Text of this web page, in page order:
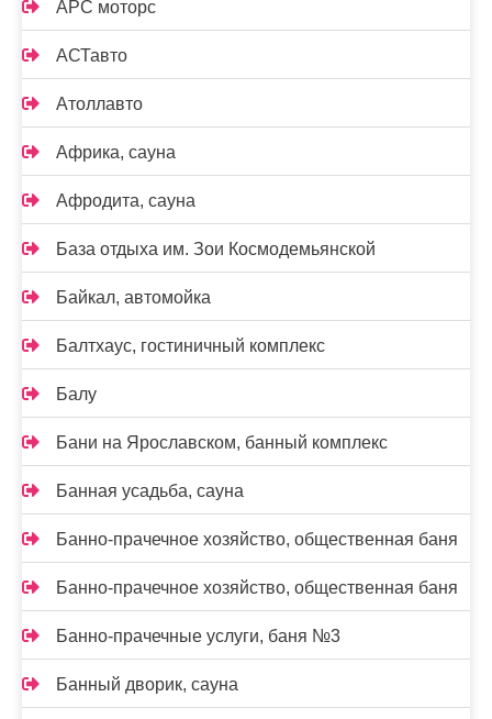
АРС моторс
АСТавто
Атоллавто
Африка, сауна
Афродита, сауна
База отдыха им. Зои Космодемьянской
Байкал, автомойка
Балтхаус, гостиничный комплекс
Балу
Бани на Ярославском, банный комплекс
Банная усадьба, сауна
Банно-прачечное хозяйство, общественная баня
Банно-прачечное хозяйство, общественная баня
Банно-прачечные услуги, баня №3
Банный дворик, сауна